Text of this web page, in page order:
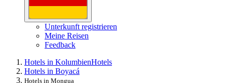
Unterkunft registrieren
Meine Reisen
Feedback
Hotels in KolumbienHotels
Hotels in Boyacá
Hotels in Mongua